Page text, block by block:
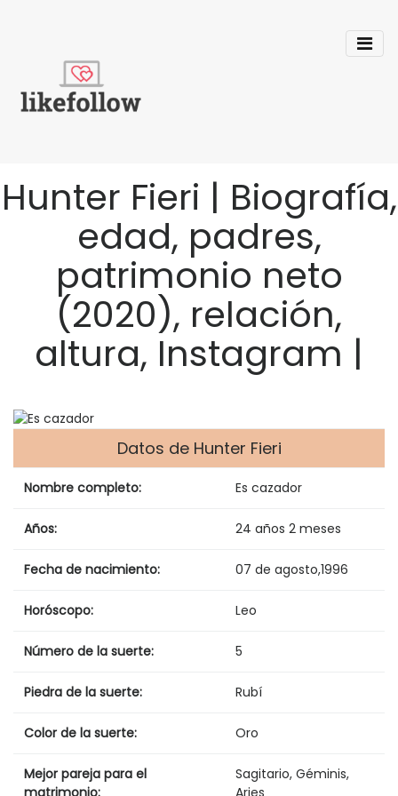
Hunter Fieri | Biografía,
edad, padres,
patrimonio neto
(2020), relación,
altura, Instagram |
Datos de Hunter Fieri
Nombre completo: Es cazador
Años: 24 años 2 meses
Fecha de nacimiento: 07 de agosto,1996
Horóscopo: Leo
Número de la suerte: 5
Piedra de la suerte: Rubí
Color de la suerte: Oro
Mejor pareja para el
matrimonio:
Sagitario, Géminis,
Aries